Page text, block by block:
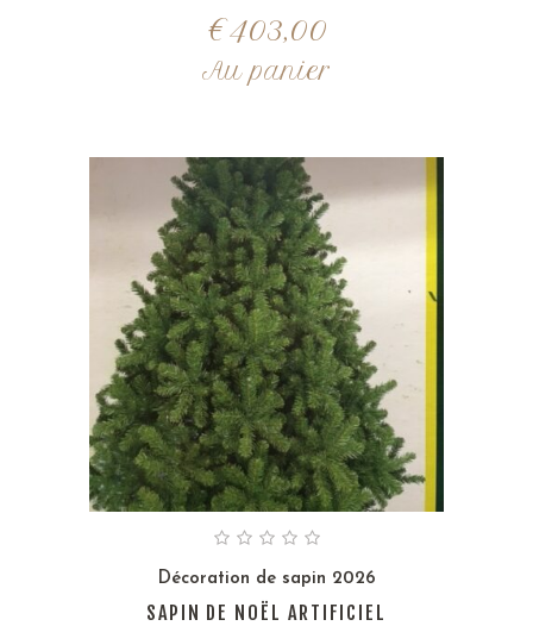
€403,00
Au panier
Décoration de sapin 2026
SAPIN DE NOËL ARTIFICIEL